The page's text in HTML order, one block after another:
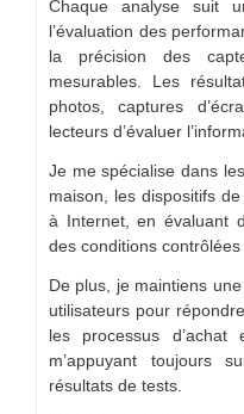
Chaque analyse suit
l’évaluation des
la précision des
mesurables. Les
photos, captures
lecteurs d’évaluer
Je me spécialise dans
maison, les dispositifs
à Internet, en évaluant
des conditions contrôlées
De plus, je maintiens
utilisateurs pour
les processus
m’appuyant toujours
résultats de tests.